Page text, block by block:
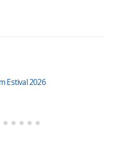
Estival 2026